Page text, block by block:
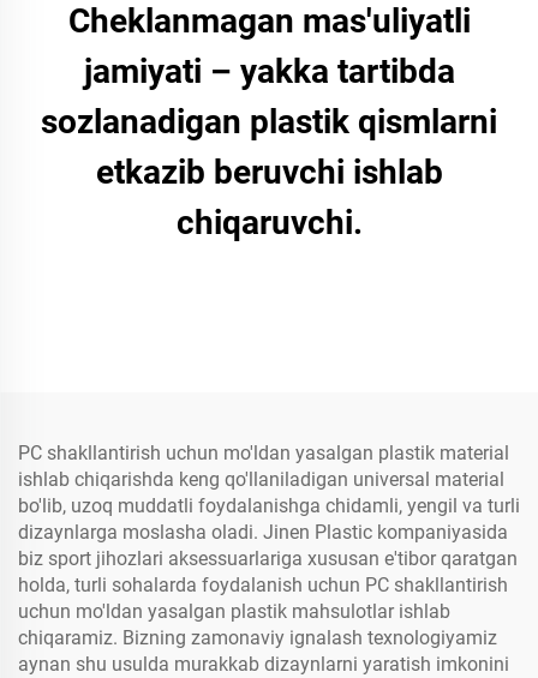
Cheklanmagan mas'uliyatli
jamiyati – yakka tartibda
sozlanadigan plastik qismlarni
etkazib beruvchi ishlab
chiqaruvchi.
PC shakllantirish uchun mo'ldan yasalgan plastik material
ishlab chiqarishda keng qo'llaniladigan universal material
bo'lib, uzoq muddatli foydalanishga chidamli, yengil va turli
dizaynlarga moslasha oladi. Jinen Plastic kompaniyasida
biz sport jihozlari aksessuarlariga xususan e'tibor qaratgan
holda, turli sohalarda foydalanish uchun PC shakllantirish
uchun mo'ldan yasalgan plastik mahsulotlar ishlab
chiqaramiz. Bizning zamonaviy ignalash texnologiyamiz
aynan shu usulda murakkab dizaynlarni yaratish imkonini